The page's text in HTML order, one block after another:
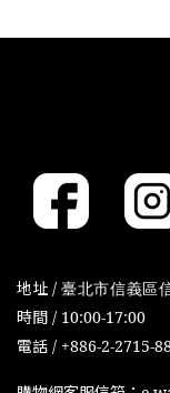
地址 / 臺北市信義區
時間 / 10:00-17:00
電話 / +886-2-2715-